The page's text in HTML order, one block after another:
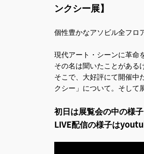
ンクシー展】
個性豊かなアソビル全フロ
現代アート・シーンに革命
その名は聞いたことがある
そこで、大好評にて開催中
クシー」について。そして
初日は展覧会の中の様
LIVE配信の様子は